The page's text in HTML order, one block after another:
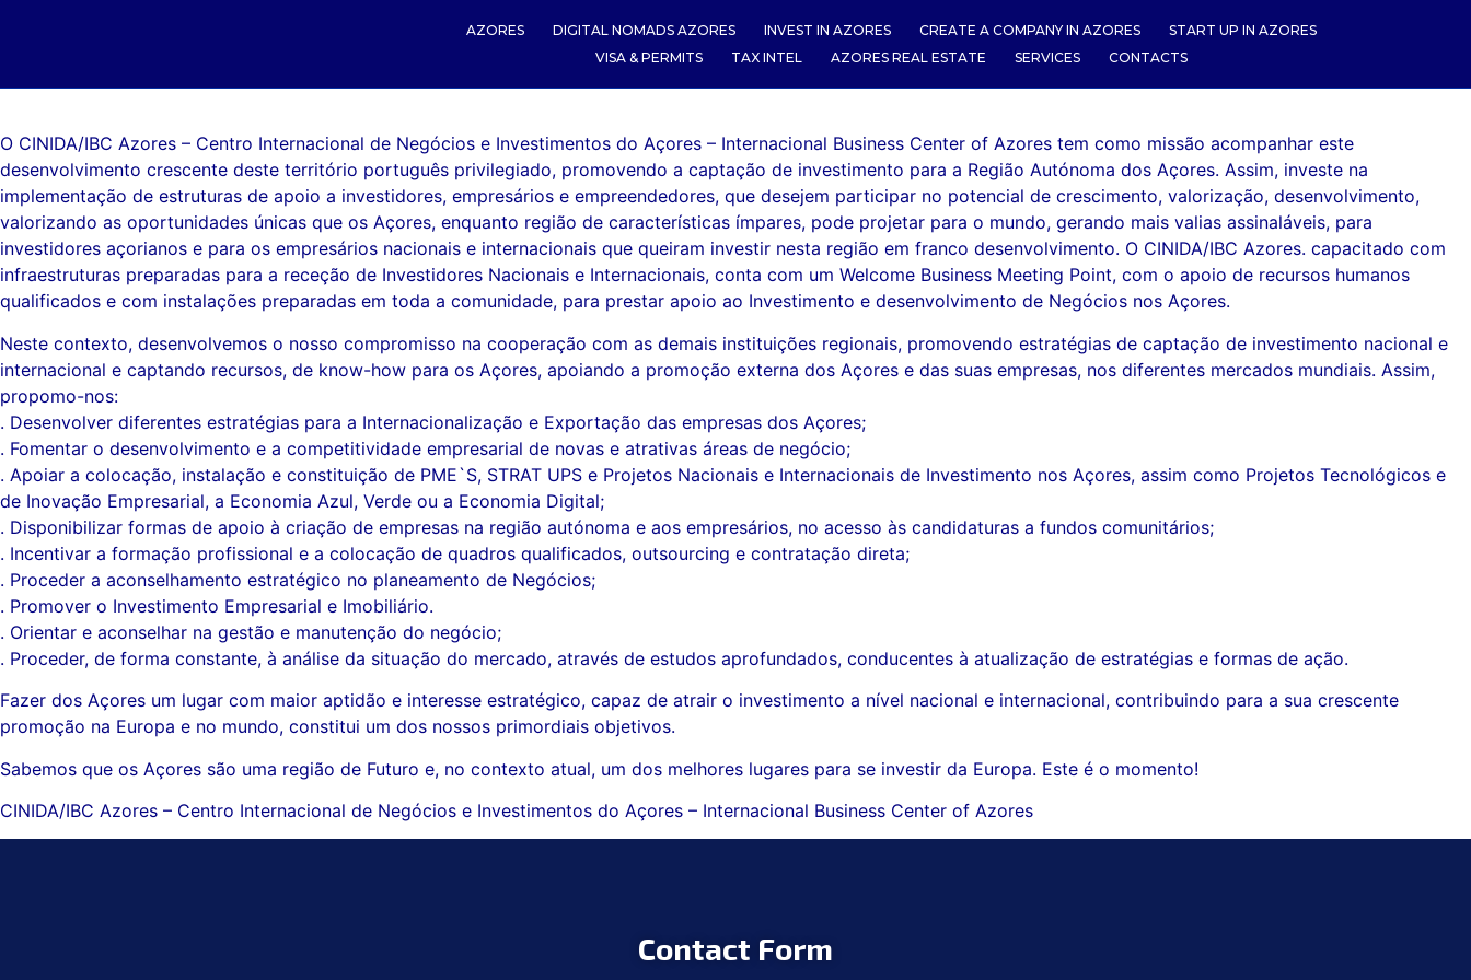
AZORES DIGITAL NOMADS AZORES INVEST IN AZORES CREATE A COMPANY IN AZORES
START UP IN AZORES
VISA & PERMITS
TAX INTEL AZORES REAL ESTATE SERVICES CONTACTS
O CINIDA/IBC Azores – Centro Internacional de Negócios e Investimentos do Açores – Internacional Business Center of Azores tem como missão acompanhar este
desenvolvimento crescente deste território português privilegiado, promovendo a captação de investimento para a Região Autónoma dos Açores. Assim, investe na
implementação de estruturas de apoio a investidores, empresários e empreendedores, que desejem participar no potencial de crescimento, valorização, desenvolvimento,
valorizando as oportunidades únicas que os Açores, enquanto região de características ímpares, pode projetar para o mundo, gerando mais valias assinaláveis, para
investidores açorianos e para os empresários nacionais e internacionais que queiram investir nesta região em franco desenvolvimento. O CINIDA/IBC Azores. capacitado com
infraestruturas preparadas para a receção de Investidores Nacionais e Internacionais, conta com um Welcome Business Meeting Point, com o apoio de recursos humanos
qualificados e com instalações preparadas em toda a comunidade, para prestar apoio ao Investimento e desenvolvimento de Negócios nos Açores.
Neste contexto, desenvolvemos o nosso compromisso na cooperação com as demais instituições regionais, promovendo estratégias de captação de investimento nacional e
internacional e captando recursos, de know-how para os Açores, apoiando a promoção externa dos Açores e das suas empresas, nos diferentes mercados mundiais. Assim,
propomo-nos:
. Desenvolver diferentes estratégias para a Internacionalização e Exportação das empresas dos Açores;
. Fomentar o desenvolvimento e a competitividade empresarial de novas e atrativas áreas de negócio;
. Apoiar a colocação, instalação e constituição de PME`S, STRAT UPS e Projetos Nacionais e Internacionais de Investimento nos Açores, assim como Projetos Tecnológicos e
de Inovação Empresarial, a Economia Azul, Verde ou a Economia Digital;
. Disponibilizar formas de apoio à criação de empresas na região autónoma e aos empresários, no acesso às candidaturas a fundos comunitários;
. Incentivar a formação profissional e a colocação de quadros qualificados, outsourcing e contratação direta;
. Proceder a aconselhamento estratégico no planeamento de Negócios;
. Promover o Investimento Empresarial e Imobiliário.
. Orientar e aconselhar na gestão e manutenção do negócio;
. Proceder, de forma constante, à análise da situação do mercado, através de estudos aprofundados, conducentes à atualização de estratégias e formas de ação.
Fazer dos Açores um lugar com maior aptidão e interesse estratégico, capaz de atrair o investimento a nível nacional e internacional, contribuindo para a sua crescente
promoção na Europa e no mundo, constitui um dos nossos primordiais objetivos.
Sabemos que os Açores são uma região de Futuro e, no contexto atual, um dos melhores lugares para se investir da Europa. Este é o momento!
CINIDA/IBC Azores – Centro Internacional de Negócios e Investimentos do Açores – Internacional Business Center of Azores
Contact Form